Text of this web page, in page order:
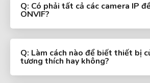
Q: Có phải tất cả các camera IP
ONVIF?
Q: Làm cách nào để biết thiết bị
tương thích hay không?